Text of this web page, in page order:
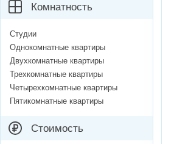
Комнатность
Студии
Однокомнатные квартиры
Двухкомнатные квартиры
Трехкомнатные квартиры
Четырехкомнатные квартиры
Пятикомнатные квартиры
Стоимость